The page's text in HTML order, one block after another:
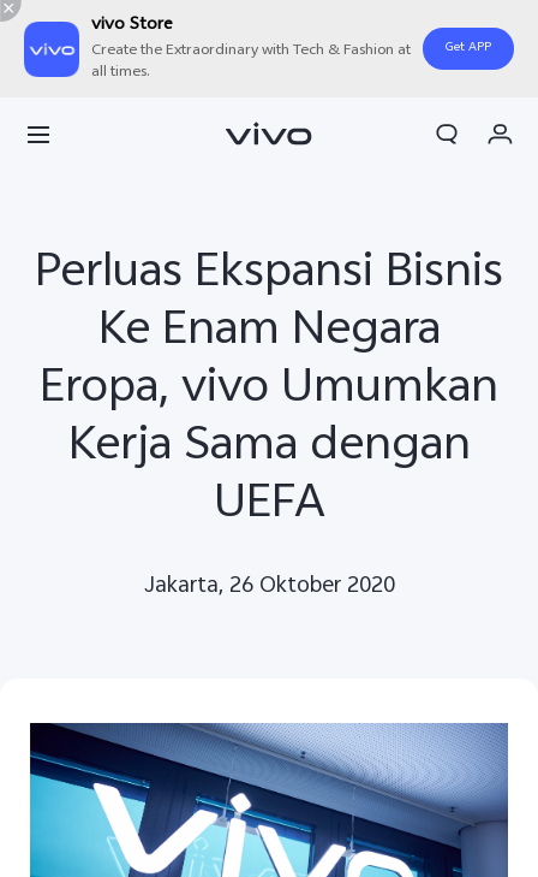
vivo Store
Create the Extraordinary with Tech & Fashion at
all times.
Get APP
Indonesia | Pilih negara/wilayah
Akun Saya
Perluas Ekspansi Bisnis
Ke Enam Negara
Eropa, vivo Umumkan
Kerja Sama dengan
UEFA
Jakarta, 26 Oktober 2020